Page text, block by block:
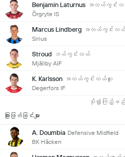
Benjamin Laturnus အလယ်ကွင်း
Örgryte IS
Marcus Lindberg အလယ်ကွင်းလ
Sirius
Stroud
ဘယ်ကွင်းလယ်
Mjällby AIF
K. Karlsson အလယ်ကွင်းလယ်လူ
Degerfors IF
ပို၍ကြည့်မည်
ကြားဖြတ်ခြင်းများ
A. Doumbia Defensive Midfield
BK Häcken